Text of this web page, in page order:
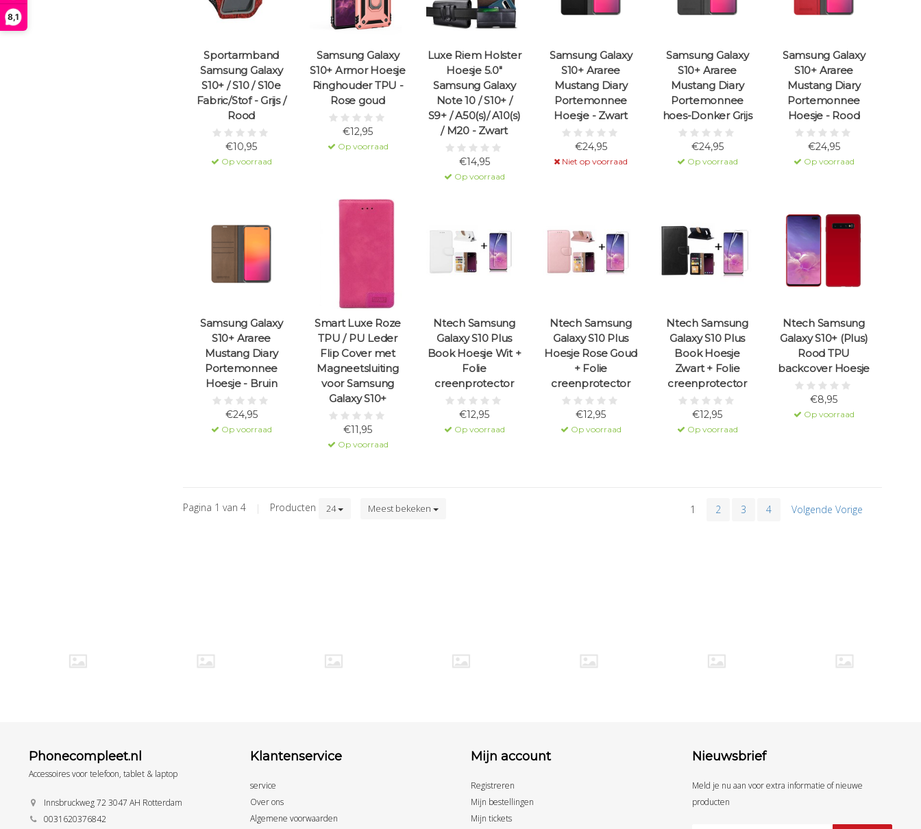
8,1
Sportarmband
Samsung Galaxy
S10+ / S10 / S10e
Fabric/Stof - Grijs /
Rood
€10,95
Op voorraad
Samsung Galaxy
S10+ Armor Hoesje
Ringhouder TPU -
Rose goud
€12,95
Op voorraad
Luxe Riem Holster
Hoesje 5.0"
Samsung Galaxy
Note 10 / S10+ /
S9+ / A50(s)/ A10(s)
/ M20 - Zwart
€14,95
Op voorraad
Samsung Galaxy
S10+ Araree
Mustang Diary
Portemonnee
Hoesje - Zwart
€24,95
Niet op voorraad
Samsung Galaxy
S10+ Araree
Mustang Diary
Portemonnee
hoes-Donker Grijs
€24,95
Op voorraad
Samsung Galaxy
S10+ Araree
Mustang Diary
Portemonnee
Hoesje - Rood
€24,95
Op voorraad
Samsung Galaxy
S10+ Araree
Mustang Diary
Portemonnee
Hoesje - Bruin
€24,95
Op voorraad
Smart Luxe Roze
TPU / PU Leder
Flip Cover met
Magneetsluiting
voor Samsung
Galaxy S10+
€11,95
Op voorraad
Ntech Samsung
Galaxy S10 Plus
Book Hoesje Wit +
Folie
creenprotector
€12,95
Op voorraad
Ntech Samsung
Galaxy S10 Plus
Hoesje Rose Goud
+ Folie
creenprotector
€12,95
Op voorraad
Ntech Samsung
Galaxy S10 Plus
Book Hoesje
Zwart + Folie
creenprotector
€12,95
Op voorraad
Ntech Samsung
Galaxy S10+ (Plus)
Rood TPU
backcover Hoesje
€8,95
Op voorraad
Pagina 1 van 4 | Producten 24 Meest bekeken 1 2 3 4 Volgende Vorige
Phonecompleet.nl
Accessoires voor telefoon, tablet & laptop
Innsbruckweg 72 3047 AH Rotterdam
0031620376842
Klantenservice
service
Over ons
Algemene voorwaarden
Mijn account
Registreren
Mijn bestellingen
Mijn tickets
Nieuwsbrief
Meld je nu aan voor extra informatie of nieuwe
producten